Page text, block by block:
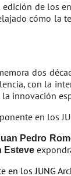
de los
cómo
dos
con la
innovación
Pedro
Esteve